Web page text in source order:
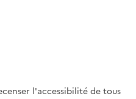
l'accessibilité de tous